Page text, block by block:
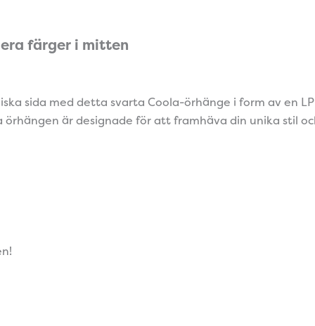
färger i mitten
sida med detta svarta Coola-örhänge i form av en
är designade för att framhäva din unika stil